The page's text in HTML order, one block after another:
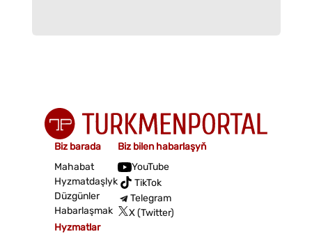
Biz barada
Mahabat
Hyzmatdaşlyk
Düzgünler
Habarlaşmak
Biz bilen habarlaşyň
YouTube
TikTok
Telegram
X (Twitter)
Hyzmatlar